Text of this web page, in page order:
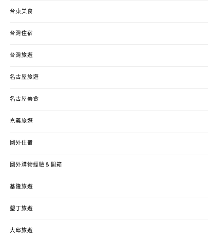
台東美食
台灣住宿
台灣旅遊
名古屋旅遊
名古屋美食
嘉義旅遊
國外住宿
國外購物經驗＆開箱
基隆旅遊
墾丁旅遊
大邱旅遊